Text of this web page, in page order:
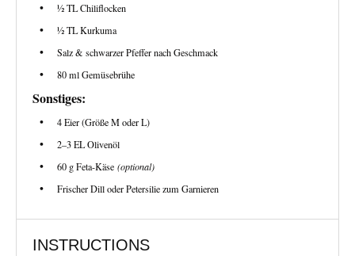
½TL Chiliflocken
½TL Kurkuma
Salz & schwarzer Pfeffer nach Geschmack
80ml Gemüsebrühe
Sonstiges:
4Eier (Größe M oder L)
2–3EL Olivenöl
60 gFeta-Käse(optional)
Frischer Dill oder Petersilie zum Garnieren
INSTRUCTIONS